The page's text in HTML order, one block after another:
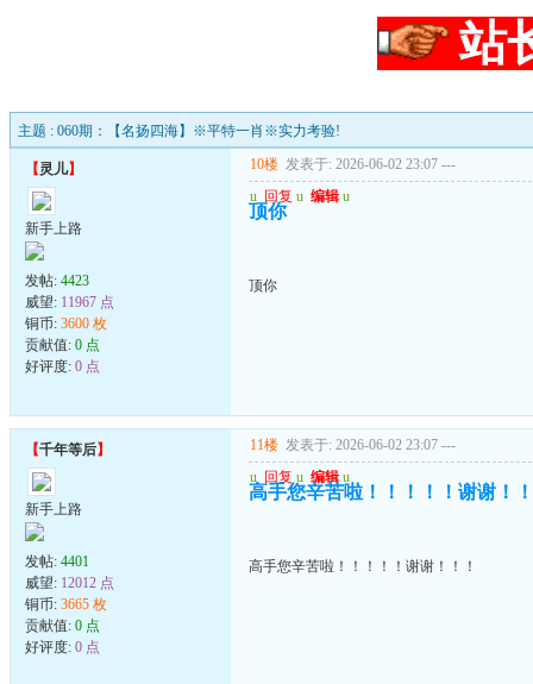
站
主题 : 060期：【名扬四海】※平特一肖※实力考验!
【灵儿】
新手上路
发帖: 4423
威望: 11967 点
铜币: 3600 枚
贡献值: 0 点
好评度: 0 点
10楼 发表于: 2026-06-02 23:07 ---
u 回复 u 编辑 u
顶你
顶你
【千年等后】
新手上路
发帖: 4401
威望: 12012 点
铜币: 3665 枚
贡献值: 0 点
好评度: 0 点
11楼 发表于: 2026-06-02 23:07 ---
u 回复 u 编辑 u
高手您辛苦啦！！！！！谢谢！
高手您辛苦啦！！！！！谢谢！！！